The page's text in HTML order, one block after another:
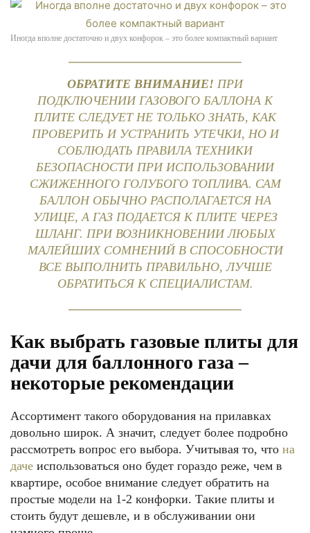
Иногда вполне достаточно и двух конфорок – это более компактный вариант
ОБРАТИТЕ ВНИМАНИЕ! ПРИ
ПОДКЛЮЧЕНИИ ГАЗОВОГО БАЛЛОНА К
ПЛИТЕ СЛЕДУЕТ НЕ ТОЛЬКО ЗНАТЬ, КАК
ПРОВЕРИТЬ И УСТРАНИТЬ УТЕЧКИ, НО И
СОБЛЮДАТЬ ПРАВИЛА ТЕХНИКИ
БЕЗОПАСНОСТИ ПРИ ИСПОЛЬЗОВАНИИ
СЖИЖЕННОГО ГОЛУБОГО ТОПЛИВА. САМ
БАЛЛОН ОБЫЧНО РАСПОЛАГАЕТСЯ НА
УЛИЦЕ, А ГАЗ ПОДАЕТСЯ К ПЛИТЕ ЧЕРЕЗ
ШЛАНГ. ПРИ ВОЗНИКНОВЕНИИ ЛЮБЫХ
МАЛЕЙШИХ СОМНЕНИЙ В СПОСОБНОСТИ
ВСЕ ВЫПОЛНИТЬ ПРАВИЛЬНО, ЛУЧШЕ
ОБРАТИТЬСЯ К СПЕЦИАЛИСТАМ.
Как выбрать газовые плиты для
дачи для баллонного газа –
некоторые рекомендации
Ассортимент такого оборудования на прилавках
довольно широк. А значит, следует более подробно
рассмотреть вопрос его выбора. Учитывая то, что на
даче использоваться оно будет гораздо реже, чем в
квартире, особое внимание следует обратить на
простые модели на 1-2 конфорки. Такие плиты и
стоить будут дешевле, и в обслуживании они